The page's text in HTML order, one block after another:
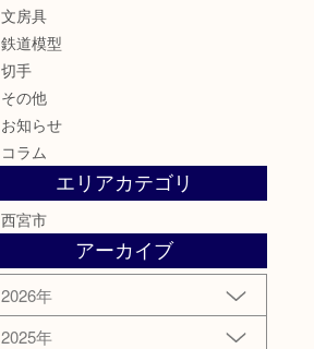
文房具
鉄道模型
切手
その他
お知らせ
コラム
エリアカテゴリ
西宮市
アーカイブ
2026年
2025年